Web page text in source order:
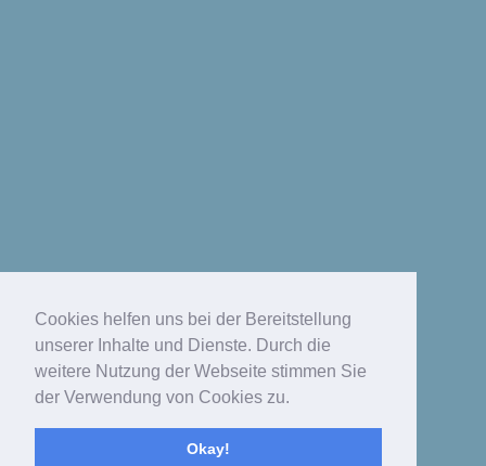
Cookies helfen uns bei der Bereitstellung
unserer Inhalte und Dienste. Durch die
weitere Nutzung der Webseite stimmen Sie
der Verwendung von Cookies zu.
Okay!